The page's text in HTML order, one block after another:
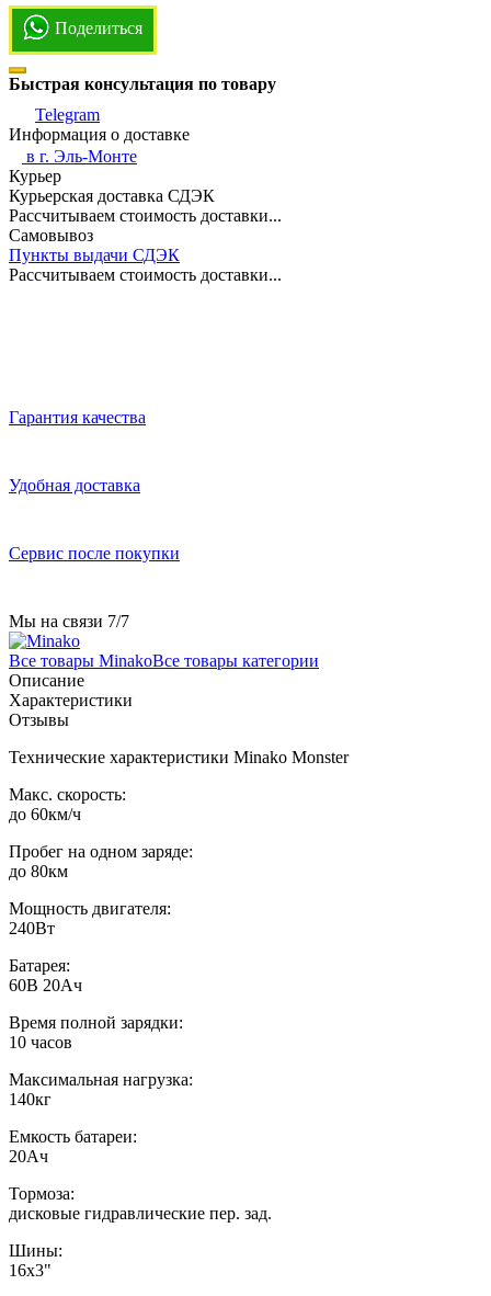
Поделиться
Быстрая консультация по товару
Telegram
Информация о доставке
в г. Эль-Монте
Курьер
Курьерская доставка СДЭК
Рассчитываем стоимость доставки...
Самовывоз
Пункты выдачи СДЭК
Рассчитываем стоимость доставки...
Гарантия качества
Удобная доставка
Сервис после покупки
Мы на связи 7/7
Все товары MinakoВсе товары категории
Описание
Характеристики
Отзывы
Технические характеристики Minako Monster
Макс. скорость:
до 60км/ч
Пробег на одном заряде:
до 80км
Мощность двигателя:
240Вт
Батарея:
60В 20Ач
Время полной зарядки:
10 часов
Максимальная нагрузка:
140кг
Емкость батареи:
20Ач
Тормоза:
дисковые гидравлические пер. зад.
Шины:
16х3"